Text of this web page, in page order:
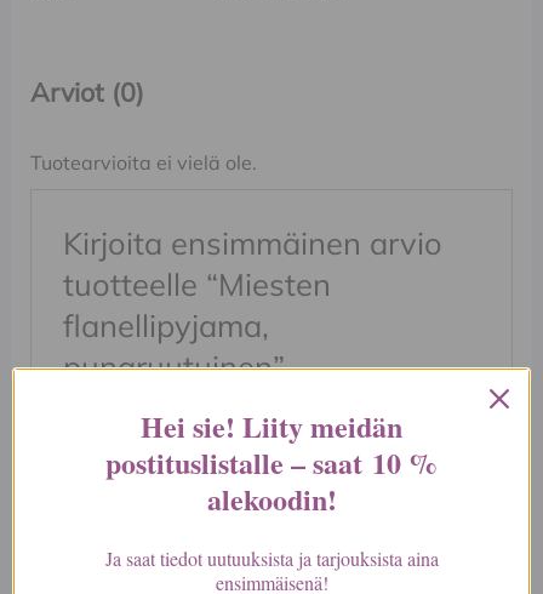
Arviot (0)
Tuotearvioita ei vielä ole.
Kirjoita ensimmäinen arvio
tuotteelle “Miesten
flanellipyjama,
punaruutuinen”
kentät on merkitty
Arvostelusi
Arviosi*
Hei sie! Liity meidän
postituslistalle – saat 10 %
alekoodin!
Ja saat tiedot uutuuksista ja tarjouksista aina
ensimmäisenä!